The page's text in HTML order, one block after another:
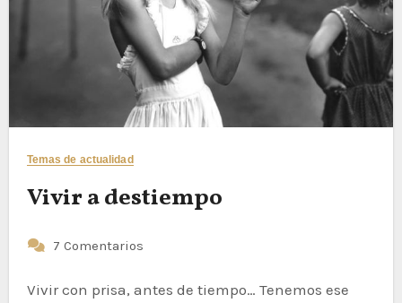
Temas de actualidad
Vivir a destiempo
7 Comentarios
Vivir con prisa, antes de tiempo… Tenemos ese